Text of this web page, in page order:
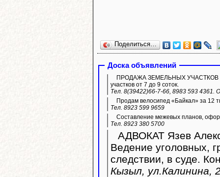
Поделиться…
Доска объявлений
ПРОДАЖА ЗЕМЕЛЬНЫХ УЧАСТКОВ
участков от 7 до 9 соток.
Тел. 8(39422)66-7-66, 8983 593
Продам велосипед «Байкал» за 12
Тел. 8923 599 9659
Составление межевых планов,
Тел. 8923 380 5700
АДВОКАТ Язев
Ведение уголовных,
следствии, в суде.
Кызыл, ул.Калинина,